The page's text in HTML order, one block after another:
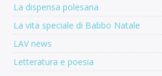
La dispensa polesana
La vita speciale di Babbo Natale
LAV news
Letteratura e poesia